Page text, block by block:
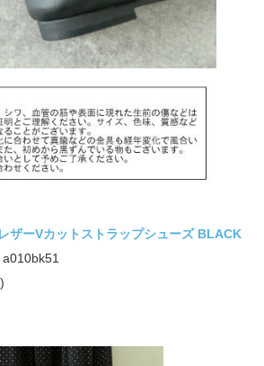
ザーVカットストラップシューズ BLACK